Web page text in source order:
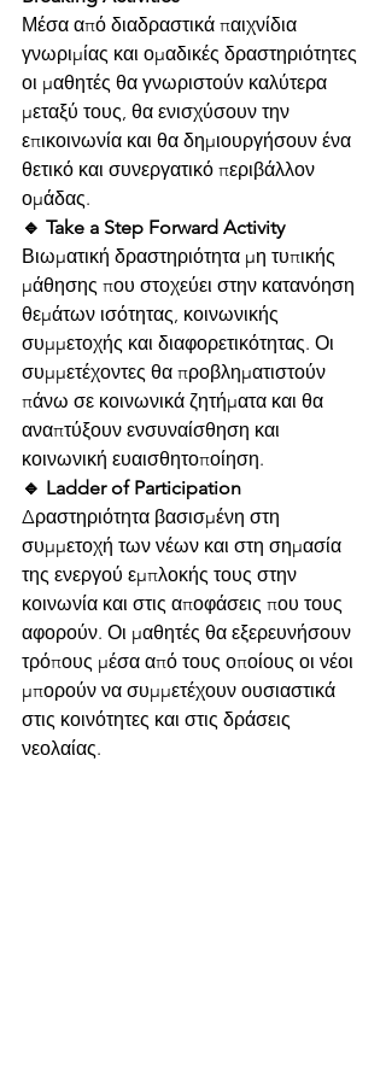
Μέσα από διαδραστικά παιχνίδια
γνωριμίας και ομαδικές δραστηριότητες
οι μαθητές θα γνωριστούν καλύτερα
μεταξύ τους, θα ενισχύσουν την
επικοινωνία και θα δημιουργήσουν ένα
θετικό και συνεργατικό περιβάλλον
ομάδας.
🔹 Take a Step Forward Activity
Βιωματική δραστηριότητα μη τυπικής
μάθησης που στοχεύει στην κατανόηση
θεμάτων ισότητας, κοινωνικής
συμμετοχής και διαφορετικότητας. Οι
συμμετέχοντες θα προβληματιστούν
πάνω σε κοινωνικά ζητήματα και θα
αναπτύξουν ενσυναίσθηση και
κοινωνική ευαισθητοποίηση.
🔹 Ladder of Participation
Δραστηριότητα βασισμένη στη
συμμετοχή των νέων και στη σημασία
της ενεργού εμπλοκής τους στην
κοινωνία και στις αποφάσεις που τους
αφορούν. Οι μαθητές θα εξερευνήσουν
τρόπους μέσα από τους οποίους οι νέοι
μπορούν να συμμετέχουν ουσιαστικά
στις κοινότητες και στις δράσεις
νεολαίας.